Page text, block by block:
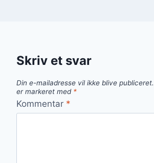
Skriv et svar
Din e-mailadresse vil ikke blive publiceret.
er markeret med *
Kommentar *